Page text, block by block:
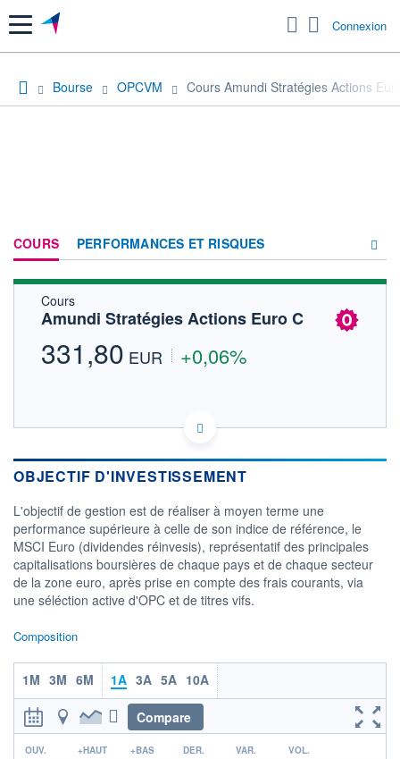
Menu Connexion
Bourse OPCVM Cours Amundi Stratégies Actions
COURS PERFORMANCES ET RISQUES
FORUM
Cours
Amundi Stratégies Actions Euro C
331,80 EUR +0,06%
OPCVM DERNIER COURS CONNU AU 05/08/2026
05/12 07/04
250
300
CATÉGORIE MORNINGSTAR
Actions Zone Euro
Grandes Cap.
FONDS PARTENAIRES
TARIFS PRIVILÉGIÉS 0%
ÉLIGIBILITÉ
PEA PEA-PME BOURSOVIE LUX
BOURSOVIE
OBJECTIF D'INVESTISSEMENT
L'objectif de gestion est de réaliser à moyen terme une
performance supérieure à celle de son indice de référence, le
MSCI Euro (dividendes réinvesis), représentatif des principales
capitalisations boursières de chaque pays et de chaque secteur
de la zone euro, après prise en compte des frais courants, via
une séléction active d'OPC et de titres vifs.
Composition
1M 3M 6M 1A 3A 5A 10A
Compare
r
OUV. +HAUT +BAS DER. VAR. VOL.